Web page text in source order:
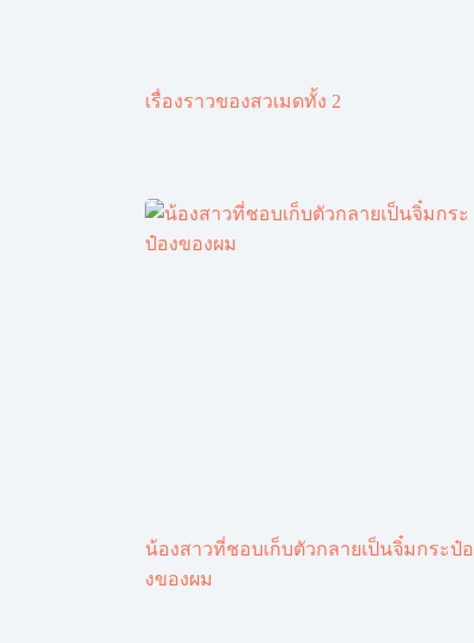
เรื่องราวของสวเมดทั้ง 2
น้องสาวที่ชอบเก็บตัวกลายเป็นจิ๋มกระป๋อ
งของผม